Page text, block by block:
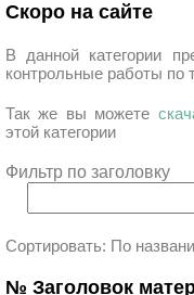
Скоро на сайте
В данной категории
контрольные работы по
Так же вы можете
этой категории
Фильтр по заголовку
№ Заголовок
Сортировать: По